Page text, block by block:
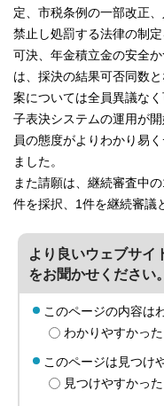
定、市税条例の一部改正
禁止し処罰する法律の制
可決、年金積立金の安全
は、採決の結果可否同数
案については全員異議な
子表決システムの運用が
員の態度がよりわかり易
ました。
また請願は、継続審査中
件を採択、1件を継続審議
より良いウェブサイ
をお聞かせください。
このページの内容は
わかりやすかった
このページは見つけ
見つけやすかった